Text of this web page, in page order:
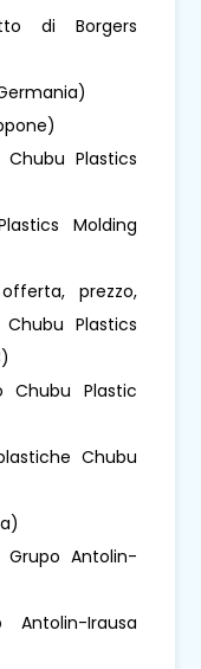
di Borgers
Chubu Plastics
Molding
prezzo,
Plastics
Chubu Plastic
Chubu
Grupo Antolin-
Irausa